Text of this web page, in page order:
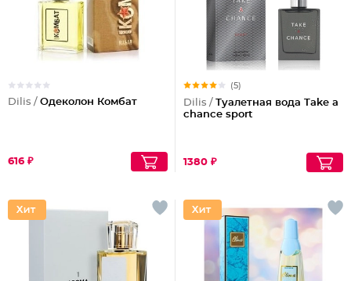
Dilis / Одеколон Комбат
616 ₽
(5)
Dilis / Туалетная вода Take a
chance sport
1380 ₽